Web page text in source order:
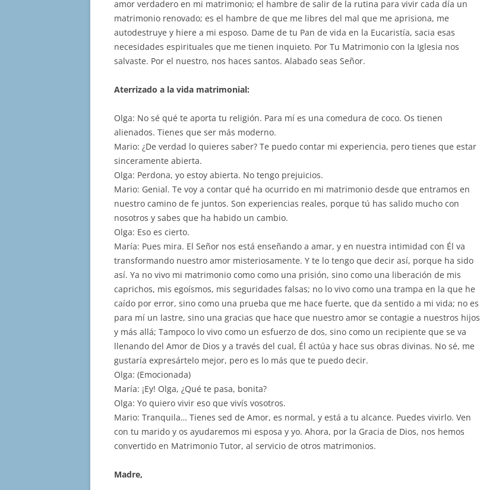
amor verdadero en mi matrimonio; el hambre de salir de la rutina para vivir cada día un
matrimonio renovado; es el hambre de que me libres del mal que me aprisiona, me
autodestruye y hiere a mi esposo. Dame de tu Pan de vida en la Eucaristía, sacia esas
necesidades espirituales que me tienen inquieto. Por Tu Matrimonio con la Iglesia nos
salvaste. Por el nuestro, nos haces santos. Alabado seas Señor.
Aterrizado a la vida matrimonial:
Olga: No sé qué te aporta tu religión. Para mí es una comedura de coco. Os tienen
alienados. Tienes que ser más moderno.
Mario: ¿De verdad lo quieres saber? Te puedo contar mi experiencia, pero tienes que estar
sinceramente abierta.
Olga: Perdona, yo estoy abierta. No tengo prejuicios.
Mario: Genial. Te voy a contar qué ha ocurrido en mi matrimonio desde que entramos en
nuestro camino de fe juntos. Son experiencias reales, porque tú has salido mucho con
nosotros y sabes que ha habido un cambio.
Olga: Eso es cierto.
María: Pues mira. El Señor nos está enseñando a amar, y en nuestra intimidad con Él va
transformando nuestro amor misteriosamente. Y te lo tengo que decir así, porque ha sido
así. Ya no vivo mi matrimonio como como una prisión, sino como una liberación de mis
caprichos, mis egoísmos, mis seguridades falsas; no lo vivo como una trampa en la que he
caído por error, sino como una prueba que me hace fuerte, que da sentido a mi vida; no es
para mí un lastre, sino una gracias que hace que nuestro amor se contagie a nuestros hijos
y más allá; Tampoco lo vivo como un esfuerzo de dos, sino como un recipiente que se va
llenando del Amor de Dios y a través del cual, Él actúa y hace sus obras divinas. No sé, me
gustaría expresártelo mejor, pero es lo más que te puedo decir.
Olga: (Emocionada)
María: ¡Ey! Olga, ¿Qué te pasa, bonita?
Olga: Yo quiero vivir eso que vivís vosotros.
Mario: Tranquila… Tienes sed de Amor, es normal, y está a tu alcance. Puedes vivirlo. Ven
con tu marido y os ayudaremos mi esposa y yo. Ahora, por la Gracia de Dios, nos hemos
convertido en Matrimonio Tutor, al servicio de otros matrimonios.
Madre,